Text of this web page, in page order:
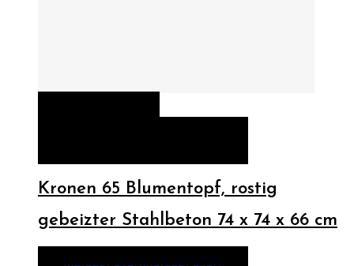
Kronen 65 Blumentopf, rostig
gebeizter Stahlbeton 74 x 74 x 66 cm